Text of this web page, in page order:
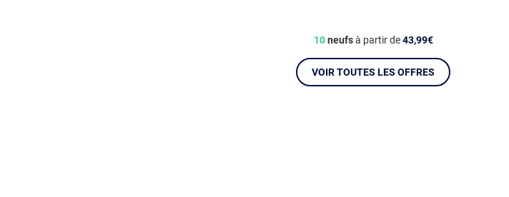
10neufsà partir de43,99€
VOIR TOUTES LES OFFRES